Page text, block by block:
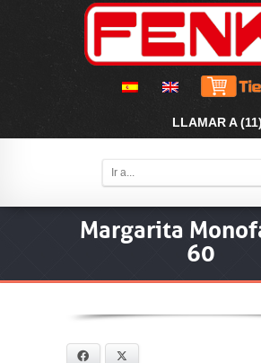
LLAMAR A
Margarita
60
Facebook